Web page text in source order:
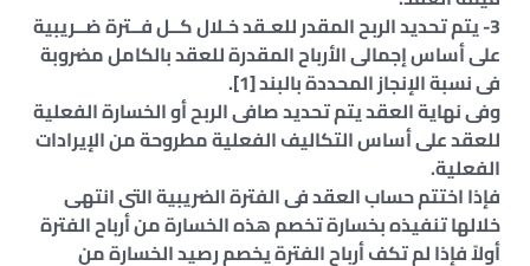
3- يتم تحديد الربح المقدر للعـقد خـلال كــل فــترة ضــريبية
على أساس إجمالى الأرباح المقدرة للعقد بالكامل مضروبة
فى نسبة الإنجاز المحددة بالبند [1].
وفى نهاية العقد يتم تحديد صافى الربح أو الخسارة الفعلية
للعقد على أساس التكاليف الفعلية مطروحة من الإيرادات
الفعلية.
فإذا اختتم حساب العقد فى الفترة الضريبية التى انتهى
خلالها تنفيذه بخسارة تخصم هذه الخسارة من أرباح الفترة
أولاً فإذا لم تكف أرباح الفترة يخصم رصيد الخسارة من